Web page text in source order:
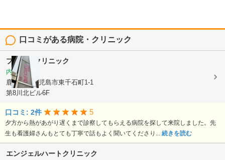
口コミがある病院・クリニック
プリムラクリニック
内科
鹿児島県鹿児島市東千石町1-1
第8川北ビル6F
口コミ: 2件 5
夕方から熱があがり遅くまで診察してもらえる病院を探して来院しました。先
生も看護婦さんもとても丁寧で話もよく聞いてくださり... 続きを読む
エンジェルハートクリニック